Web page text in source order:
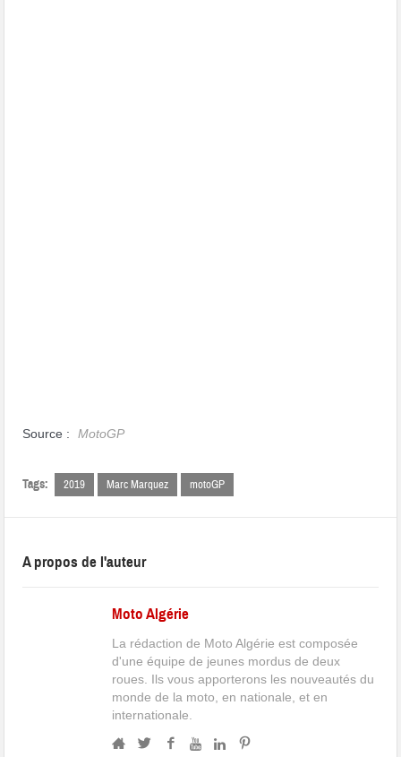
Source : MotoGP
Tags: 2019 Marc Marquez motoGP
A propos de l'auteur
Moto Algérie
La rédaction de Moto Algérie est composée
d'une équipe de jeunes mordus de deux
roues. Ils vous apporterons les nouveautés du
monde de la moto, en nationale, et en
internationale.